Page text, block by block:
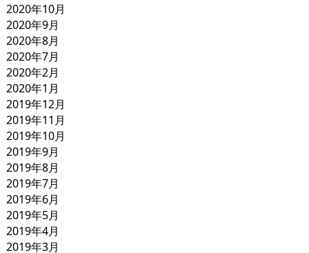
2020年10月
2020年9月
2020年8月
2020年7月
2020年2月
2020年1月
2019年12月
2019年11月
2019年10月
2019年9月
2019年8月
2019年7月
2019年6月
2019年5月
2019年4月
2019年3月